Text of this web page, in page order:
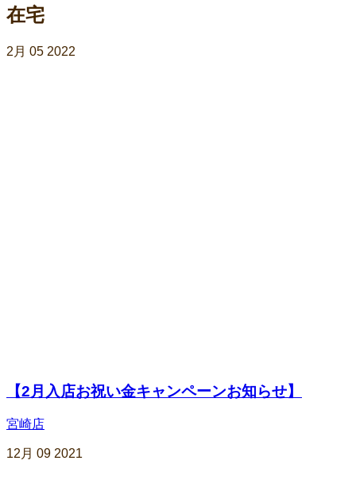
在宅
2月 05 2022
【2月入店お祝い金キャンペーンお知らせ】
宮崎店
12月 09 2021